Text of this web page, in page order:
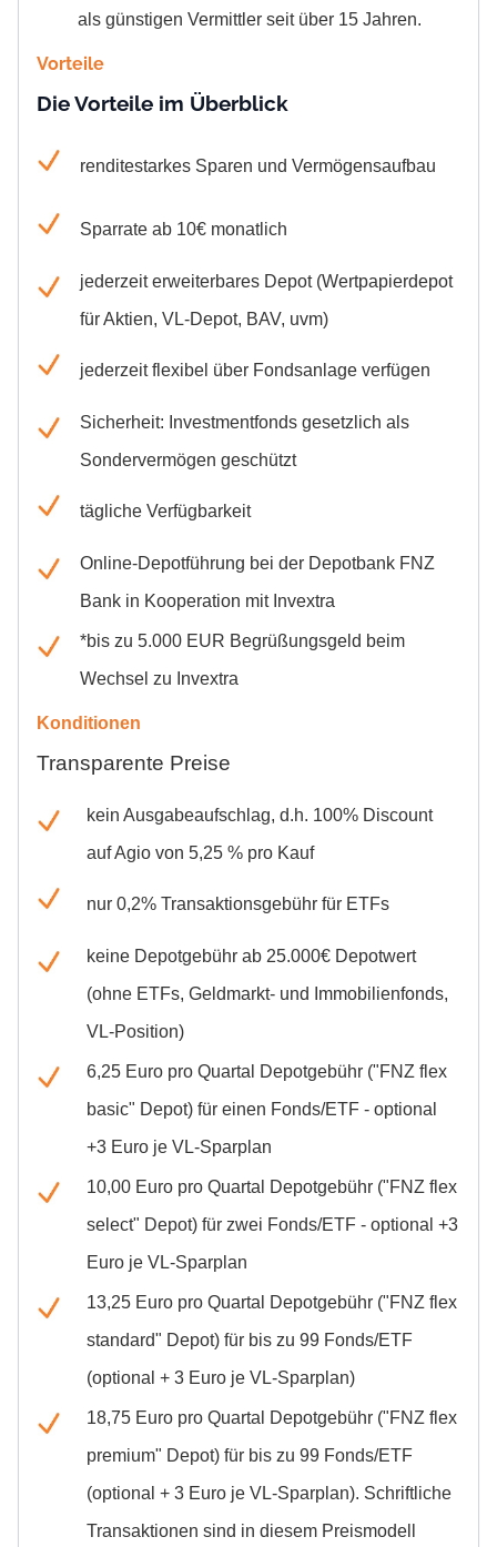
als günstigen Vermittler seit über 15 Jahren.
Vorteile
Die Vorteile im Überblick
renditestarkes Sparen und Vermögensaufbau
Sparrate ab 10€ monatlich
jederzeit erweiterbares Depot (Wertpapierdepot
für Aktien, VL-Depot, BAV, uvm)
jederzeit flexibel über Fondsanlage verfügen
Sicherheit: Investmentfonds gesetzlich als
Sondervermögen geschützt
tägliche Verfügbarkeit
Online-Depotführung bei der Depotbank FNZ
Bank in Kooperation mit Invextra
*bis zu 5.000 EUR Begrüßungsgeld beim
Wechsel zu Invextra
Konditionen
Transparente Preise
kein Ausgabeaufschlag, d.h. 100% Discount
auf Agio von 5,25 % pro Kauf
nur 0,2% Transaktionsgebühr für ETFs
keine Depotgebühr ab 25.000€ Depotwert
(ohne ETFs, Geldmarkt- und Immobilienfonds,
VL-Position)
6,25 Euro pro Quartal Depotgebühr ("FNZ flex
basic" Depot) für einen Fonds/ETF - optional
+3 Euro je VL-Sparplan
10,00 Euro pro Quartal Depotgebühr ("FNZ flex
select" Depot) für zwei Fonds/ETF - optional +3
Euro je VL-Sparplan
13,25 Euro pro Quartal Depotgebühr ("FNZ flex
standard" Depot) für bis zu 99 Fonds/ETF
(optional + 3 Euro je VL-Sparplan)
18,75 Euro pro Quartal Depotgebühr ("FNZ flex
premium" Depot) für bis zu 99 Fonds/ETF
(optional + 3 Euro je VL-Sparplan). Schriftliche
Transaktionen sind in diesem Preismodell